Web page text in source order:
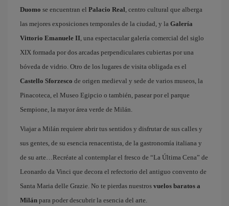
Duomo se encuentran el Palacio Real, centro cultural que alberga
las mejores exposiciones temporales de la ciudad, y la Galería
Vittorio Emanuele II, una espectacular galería comercial del siglo
XIX formada por dos arcadas perpendiculares cubiertas por una
bóveda de vidrio. Otro de los lugares de visita obligada es el
Castello Sforzesco de origen medieval y sede de varios museos, la
Pinacoteca, el Museo Egipcio o también, pasear por el parque
Sempione, la mayor área verde de Milán.
Viajar a Milán requiere abrir tus sentidos y disfrutar de sus calles y
sus gentes, de su esencia renacentista, de la gastronomía italiana y
de su arte…Recréate al contemplar el fresco de “La Última Cena” de
Leonardo da Vinci que decora el refectorio del antiguo convento de
Santa Maria delle Grazie. No te pierdas nuestros vuelos baratos a
Milán para poder descubrir la esencia del arte.